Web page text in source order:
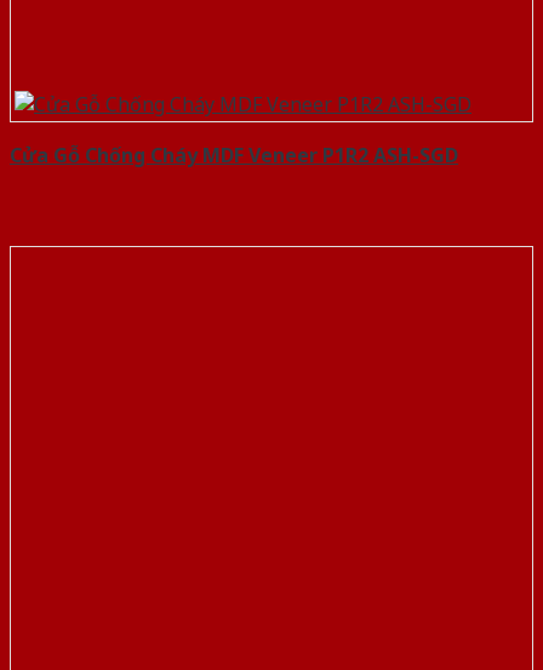
Cửa Gỗ Chống Cháy MDF Veneer P1R2 ASH-SGD